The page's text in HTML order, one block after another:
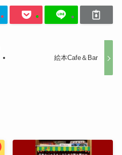
絵本Cafe＆Bar